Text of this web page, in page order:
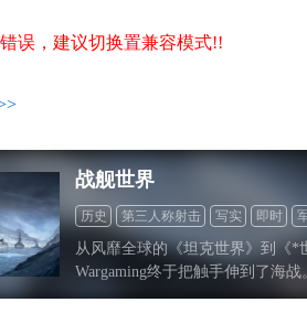
误，建议切换置兼容模式!!
战舰世界
历史 第三人称射击 写实 即时
怀旧
从风靡全球的《坦克世界》到《*
Wargaming终于把触手伸到了海
三部曲的第三部《战舰世界》在9